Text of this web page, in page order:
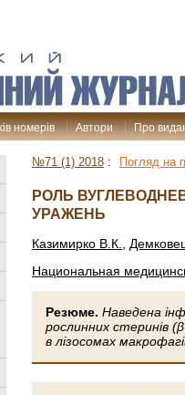
номерів Автори Про
№71 (1) 2018 : Погляд на
РОЛЬ
УРАЖЕНЬ
Казимирко В.К.
Национальная
Резюме. Наведена
рослинних стеринів
в лізосомах